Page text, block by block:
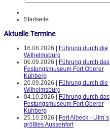
Startseite
Aktuelle Termine
16.08.2026 |
Führung durch die
Wilhelmsburg
06.09.2026 |
Führung durch das
Festungsmuseum Fort Oberer
Kuhberg
20.09.2026 |
Führung durch die
Wilhelmsburg
04.10.2026 |
Führung durch das
Festungsmuseum Fort Oberer
Kuhberg
25.10.2026 |
Fort Albeck - Ulm`s
größtes Aussenfort